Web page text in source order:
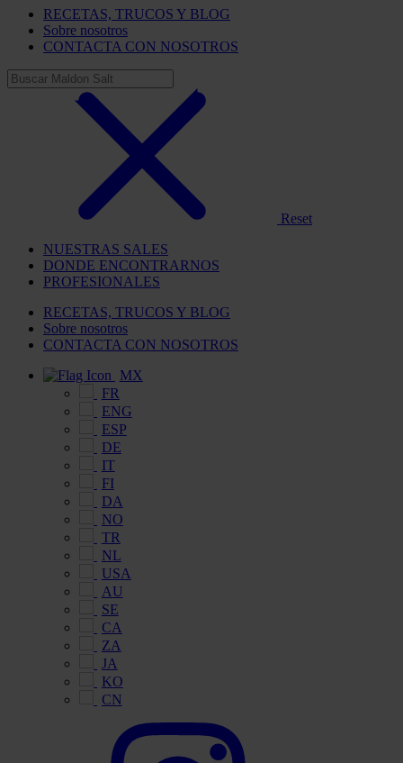
RECETAS, TRUCOS Y BLOG
Sobre nosotros
CONTACTA CON NOSOTROS
Reset
NUESTRAS SALES
DONDE ENCONTRARNOS
PROFESIONALES
RECETAS, TRUCOS Y BLOG
Sobre nosotros
CONTACTA CON NOSOTROS
MX
FR
ENG
ESP
DE
IT
FI
DA
NO
TR
NL
USA
AU
SE
CA
ZA
JA
KO
CN